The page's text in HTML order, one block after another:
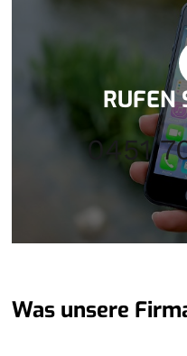
RUFEN
0451
Was unsere